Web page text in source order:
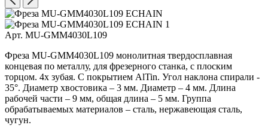
Арт. MU-GMM4030L109
Фреза MU-GMM4030L109 монолитная твердосплавная
концевая по металлу, для фрезерного станка, с плоским
торцом. 4х зубая. С покрытием AlTin. Угол наклона спирали -
35°. Диаметр хвостовика – 3 мм. Диаметр – 4 мм. Длина
рабочей части – 9 мм, общая длина – 5 мм. Группа
обрабатываемых материалов – сталь, нержавеющая сталь,
чугун.